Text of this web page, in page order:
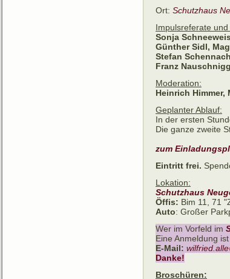
Ort: Schutzhaus
Impulsreferate und
Sonja
Günther Sidl,
Stefan
Franz
Moderation:
Heinrich Himmer,
Geplanter Ablauf:
In der ersten
Die ganze zweite
zum
Eintritt frei.
Lokation:
Schutzhaus
Öffis: Bim 11, 71
Auto: Großer
Wer im Vorfeld im
Eine Anmeldung
E-Mail:
Danke!
Broschüren: